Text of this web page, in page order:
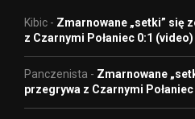
Kibic - Zmarnowane „setki” się
z Czarnymi Połaniec 0:1 (video)
Panczenista - Zmarnowane
przegrywa z Czarnymi